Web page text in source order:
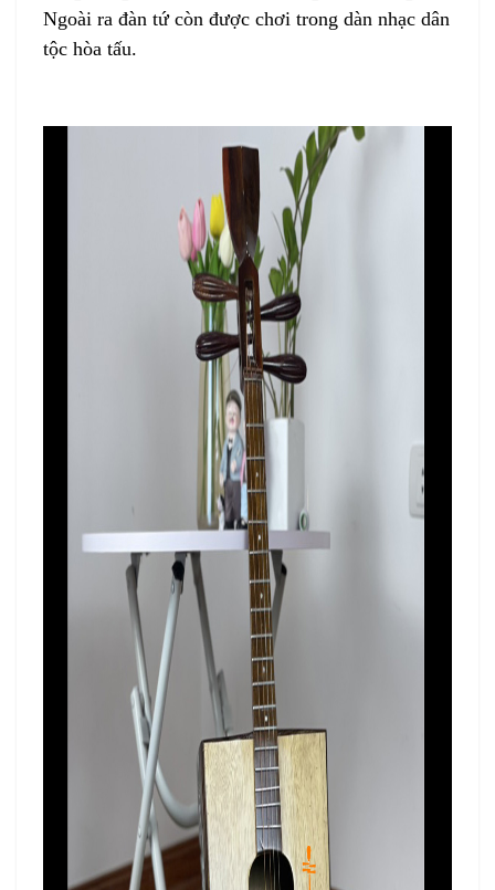
Ngoài ra đàn tứcòn được chơi trong dàn nhạc dân
tộc hòa tấu.